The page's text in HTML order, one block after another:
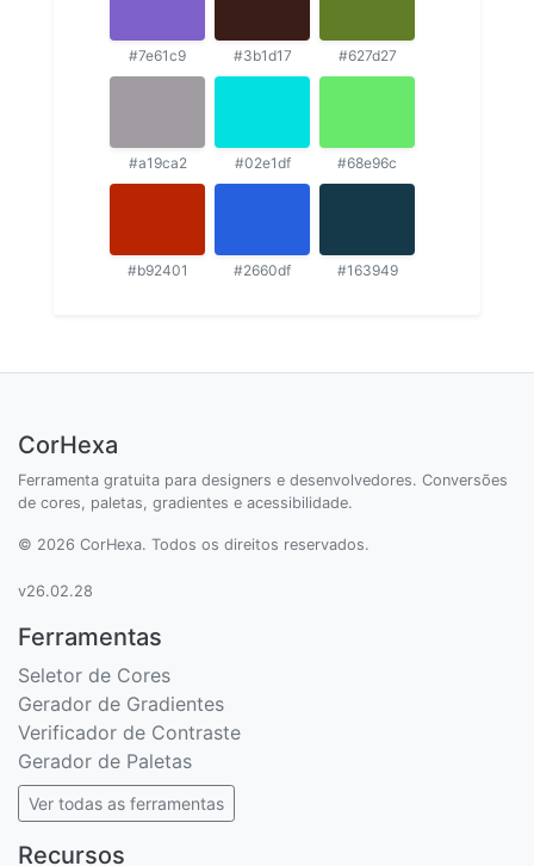
#7e61c9 #3b1d17 #627d27
#a19ca2 #02e1df #68e96c
#b92401 #2660df #163949
CorHexa
Ferramenta gratuita para designers e desenvolvedores. Conversões
de cores, paletas, gradientes e acessibilidade.
© 2026 CorHexa. Todos os direitos reservados.
v26.02.28
Ferramentas
Seletor de Cores
Gerador de Gradientes
Verificador de Contraste
Gerador de Paletas
Ver todas as ferramentas
Recursos